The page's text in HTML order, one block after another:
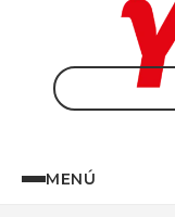
MENÚ